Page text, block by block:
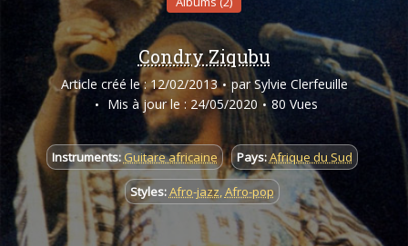
Condry Ziqubu
Article créé le : 12/02/2013 par Sylvie Clerfeuille
Mis à jour le : 24/05/2020
80 Vues
Instruments: Guitare africaine Pays:Afrique du Sud
Styles:Afro-jazz,Afro-pop